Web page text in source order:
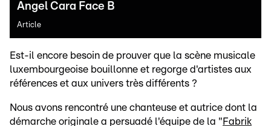
Angel Cara Face B
Article
Est-il encore besoin de prouver que la scène musicale
luxembourgeoise bouillonne et regorge d'artistes aux
références et aux univers très différents ?
Nous avons rencontré une chanteuse et autrice dont la
démarche originale a persuadé l'équipe de la " Fabrik